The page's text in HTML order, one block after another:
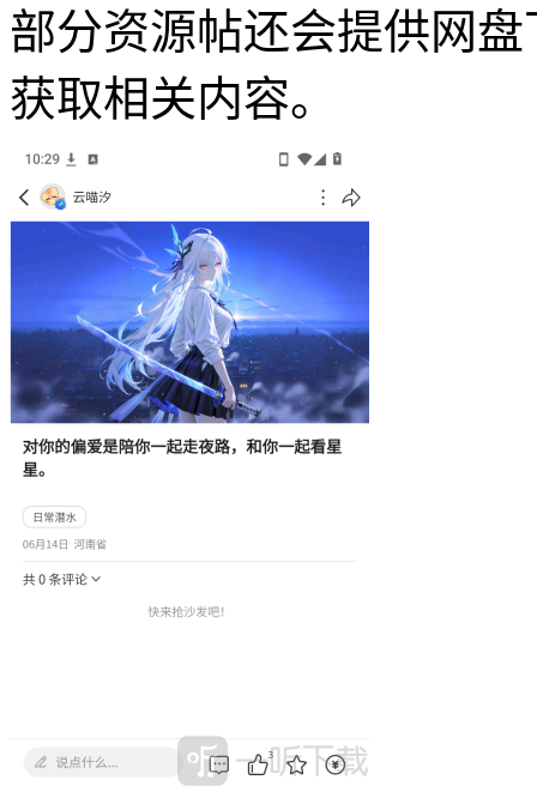
部分资源帖还会提供网
获取相关内容。